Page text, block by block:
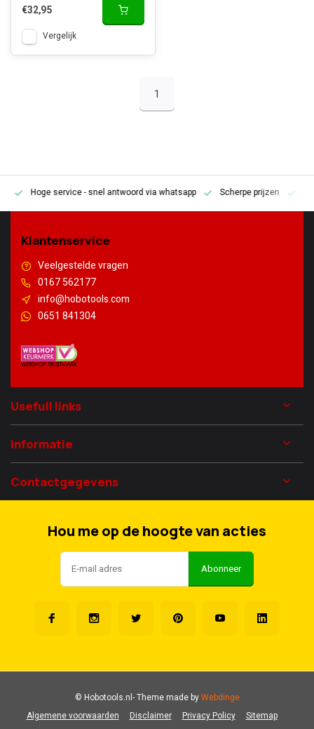
€32,95
Vergelijk
1
Hoge service- snel antwoord via whatsapp Scherpe prijzen
Klantenservice
Veelgestelde vragen
0167 562177
info@hobotools.com
0651 841304
Usefull links
Informatie
Contactgegevens
Hou me op de hoogte van acties
Abonneer
Algemene voorwaarden Disclaimer Privacy Policy Sitemap
© Hobotools.nl- Theme made byWebdinge